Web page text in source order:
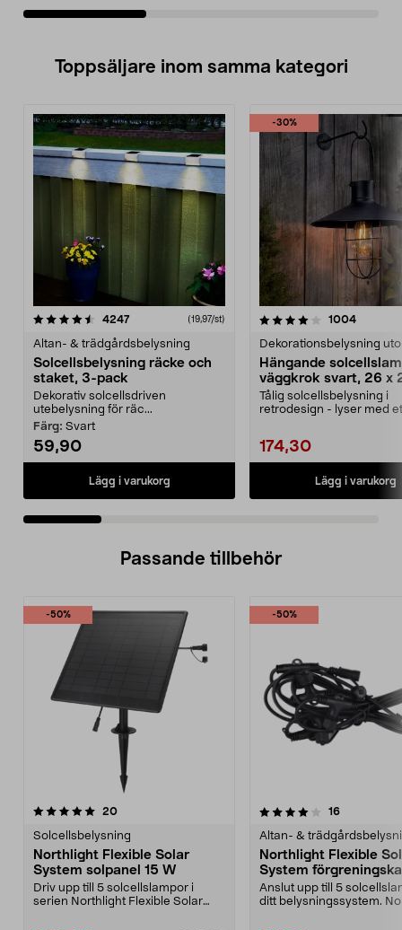
Toppsäljare inom samma kategori
4247recensioner(19,97/st)
Altan- & trädgårdsbelysning
Solcellsbelysning räcke och
staket, 3-pack
Dekorativ solcellsdriven
utebelysning för räc...
Färg: Svart
59,90
Lägg i varukorg
-30%
4.0 av 5 stjärnor 1004
Dekorationsbelysning
Hängande
väggkrok svart, 26 x
Tålig solcellsbelysning i
retrodesign - lyser med
174,30
Lägg i varukorg
3.5 av 5 stjärnor
Passande tillbehör
-50%
20recensioner
Solcellsbelysning
Northlight Flexible Solar
System solpanel 15 W
Driv upp till 5 solcellslampor i
serien Northlight Flexible Solar
-50%
4.0av 5 stjärnor 16recensioner
Altan- &
Northlight Flexible
System
Anslut upp till 5
ditt belysningssystem.
4.0av 5 stjärnor